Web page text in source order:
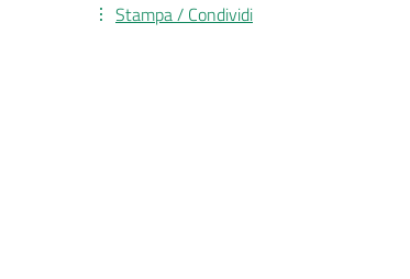
Stampa / Condividi